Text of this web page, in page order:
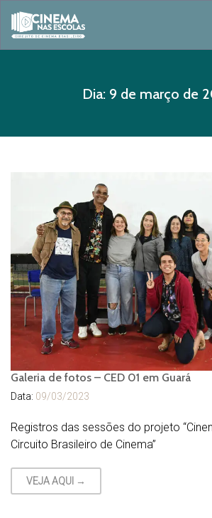
Dia: 9 de março de
Galeria de fotos – CED 01 em Guará
Data: 09/03/2023
Registros das sessões do projeto
Circuito Brasileiro de Cinema”
VEJA AQUI →